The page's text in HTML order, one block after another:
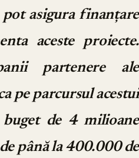
asigura finanțare
aceste proiecte.
partenere ale
pe parcursul acestui
de 4 milioane
până la 400.000 de